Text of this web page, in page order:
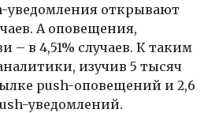
уведомления открывают
А оповещения,
– в 4,51% случаев. К таким
изучив 5 тысяч
push-оповещений и 2,6
уведомлений.